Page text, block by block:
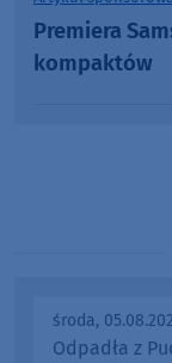
Premiera
kompaktów
środa,
Odpadła z